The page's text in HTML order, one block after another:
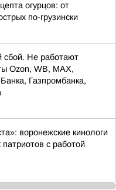
огурцов: от
по-грузински
сбой. Не работают
Ozon, WB, MAX,
Газпромбанка,
воронежские кинологи
с работой